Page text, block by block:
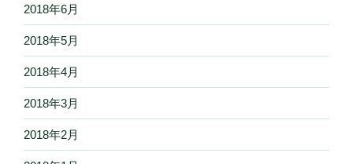
2018年6月
2018年5月
2018年4月
2018年3月
2018年2月